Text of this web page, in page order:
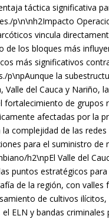
táctica significativa
p\n\nh2Impacto
vincula
de los bloques más
más significativos
p\npAunque la
Valle del Cauca y Nariño,
fortalecimiento de grupos
afectadas por la
la complejidad de las
para el suministro de
h2\npEl Valle del
puntos estratégicos
de la región, con
de cultivos
el ELN y bandas